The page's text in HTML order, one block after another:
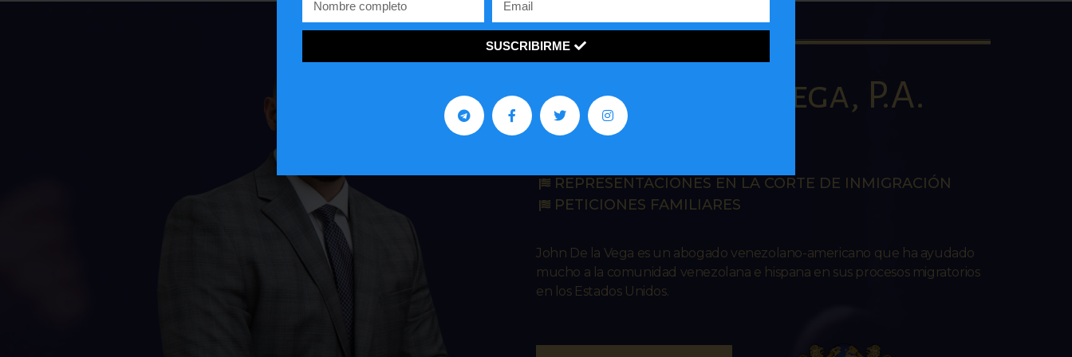
John R. De la Vega, P.A.
IMMIGRATION LAW
REPRESENTACIONES EN LA CORTE DE INMIGRACIÓN
PETICIONES FAMILIARES
John De la Vega es un abogado venezolano-americano que ha ayudado
mucho a la comunidad venezolana e hispana en sus procesos migratorios
en los Estados Unidos.
SUSCRIBIRME